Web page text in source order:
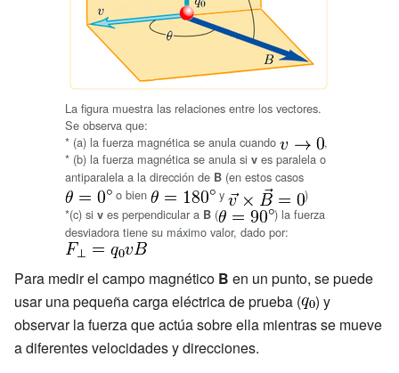
La figura muestra las relaciones entre los vectores.
Se observa que:
* (a) la fuerza magnética se anula cuando
,
* (b) la fuerza magnética se anula si v es paralela o
antiparalela a la dirección de B (en estos casos
o bien
y
)
*(c) si v es perpendicular a B (
) la fuerza
desviadora tiene su máximo valor, dado por:
Para medir el campo magnético B en un punto, se puede
usar una pequeña carga eléctrica de prueba (
) y
observar la fuerza que actúa sobre ella mientras se mueve
a diferentes velocidades y direcciones.